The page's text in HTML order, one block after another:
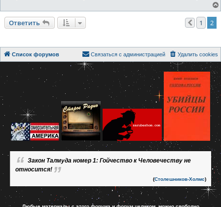
Ответить Пред.
1 2
Список форумов Удалить cookies
Связаться с администрацией
Закон Талмуда номер 1: Гойчество к Человечеству не
относится!
(Столешников-Холмс)